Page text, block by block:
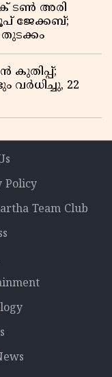
ടൺ അരി
ജേക്കബ്;
കുതിപ്പ്;
വർധിച്ചു, 22
Policy
Team Club